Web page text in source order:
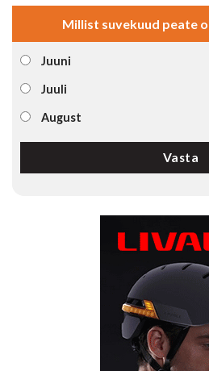
Millist suvekuud peate
Juuni
Juuli
August